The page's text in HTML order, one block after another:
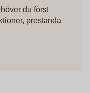
du först
prestanda